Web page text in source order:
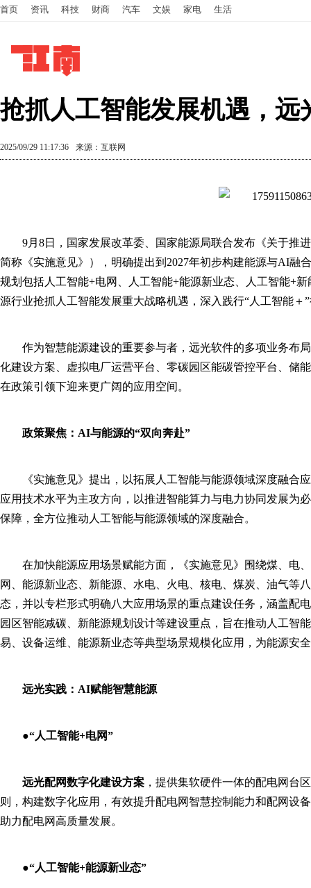
首页 资讯 科技 财商 汽车 文娱 家电 生活
抢抓人工智能发展机遇，
2025/09/29 11:17:36 来源：互联网
9月8日，国家发展改革委、国家能源局联合发布《关于推
简称《实施意见》），明确提出到2027年初步构建能源与AI融
规划包括人工智能+电网、人工智能+能源新业态、人工智能+
源行业抢抓人工智能发展重大战略机遇，深入践行“人工智能＋
作为智慧能源建设的重要参与者，远光软件的多项业务布
化建设方案、虚拟电厂运营平台、零碳园区能碳管控平台、储
在政策引领下迎来更广阔的应用空间。
政策聚焦 ： AI与能源的“双向奔赴”
《实施意见》提出，以拓展人工智能与能源领域深度融合
应用技术水平为主攻方向，以推进智能算力与电力协同发展为
保障，全方位推动人工智能与能源领域的深度融合。
在加快能源应用场景赋能方面，《实施意见》围绕煤、电
网、能源新业态、新能源、水电、火电、核电、煤炭、油气等
态，并以专栏形式明确八大应用场景的重点建设任务，涵盖配
园区智能减碳、新能源规划设计等建设重点，旨在推动人工智
易、设备运维、能源新业态等典型场景规模化应用，为能源安
远光实践 ： AI赋能智慧能源
●“人工智能+电网”
远光配网数字化建设方案 ，提供集软硬件一体的配电网台
则，构建数字化应用，有效提升配电网智慧控制能力和配网设
助力配电网高质量发展。
●“人工智能+能源新业态”